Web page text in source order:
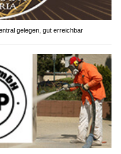
gelegen, gut erreichbar